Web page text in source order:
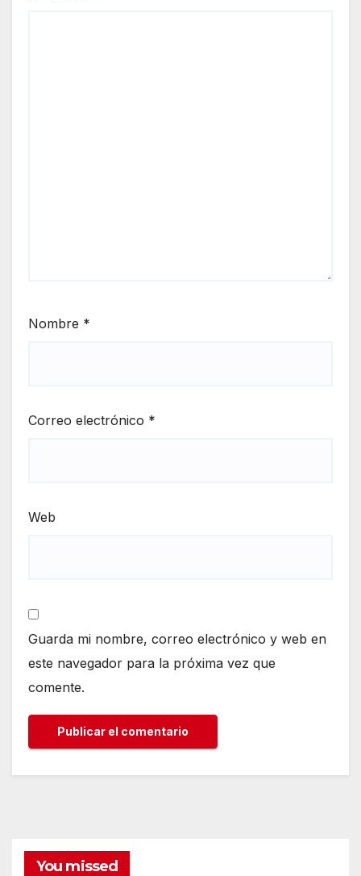
Nombre *
Correo electrónico *
Web
Guarda mi nombre, correo electrónico y web en
este navegador para la próxima vez que
comente.
You missed